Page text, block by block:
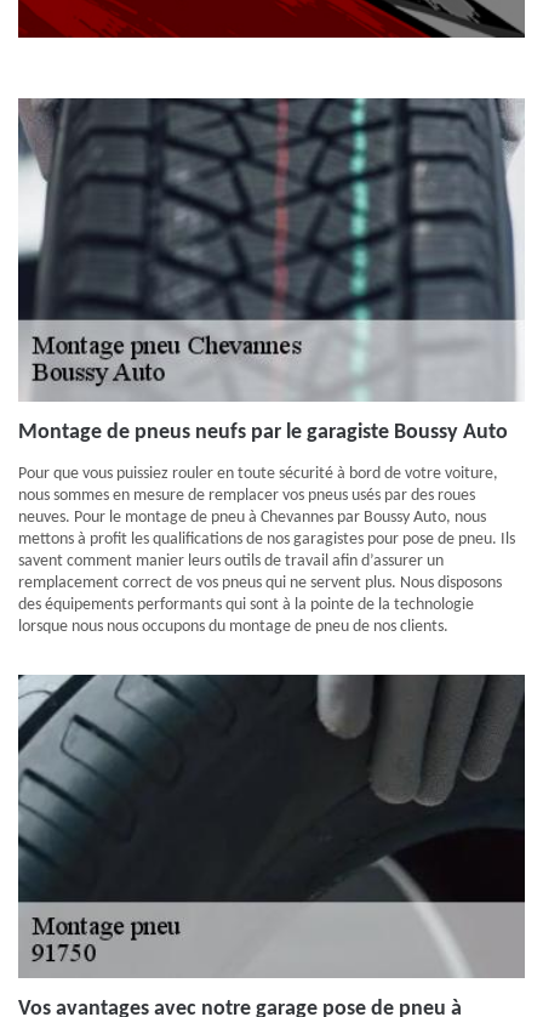
Montage de pneus neufs par le garagiste Boussy Auto
Pour que vous puissiez rouler en toute sécurité à bord de votre voiture,
nous sommes en mesure de remplacer vos pneus usés par des roues
neuves. Pour le montage de pneu à Chevannes par Boussy Auto, nous
mettons à profit les qualifications de nos garagistes pour pose de pneu. Ils
savent comment manier leurs outils de travail afin d’assurer un
remplacement correct de vos pneus qui ne servent plus. Nous disposons
des équipements performants qui sont à la pointe de la technologie
lorsque nous nous occupons du montage de pneu de nos clients.
Vos avantages avec notre garage pose de pneu à